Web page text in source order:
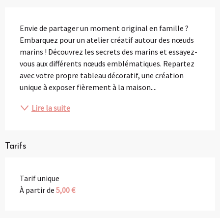
Envie de partager un moment original en famille ?
Embarquez pour un atelier créatif autour des nœuds
marins ! Découvrez les secrets des marins et essayez-
vous aux différents nœuds emblématiques. Repartez
avec votre propre tableau décoratif, une création
unique à exposer fièrement à la maison....
Lire la suite
Tarifs
Tarif unique
À partir de 5,00 €